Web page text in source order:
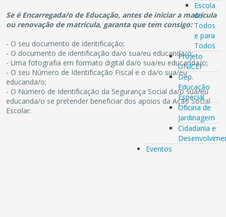
Escola
de
Todos
e para
Todos
Projeto
UNICEF
Dep.
Educação
Especial
Oficina de
Jardinagem
Cidadania e
Eventos
Se é Encarregada/o de Educação, antes de iniciar a matrícula
ou renovação de matrícula, garanta que tem consigo:
- O seu documento de identificação;
- O documento de identificação da/o sua/eu educanda/o;
- Uma fotografia em formato digital da/o sua/eu educanda/o;
- O seu Número de Identificação Fiscal e o da/o sua/eu
educanda/o;
- O Número de Identificação da Segurança Social da/o sua/eu
educanda/o se pretender beneficiar dos apoios da Ação Social
Escolar.